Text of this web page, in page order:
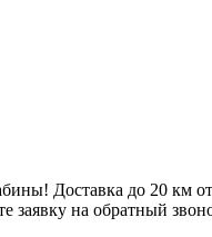
Доставка до 20 км
заявку на обратный